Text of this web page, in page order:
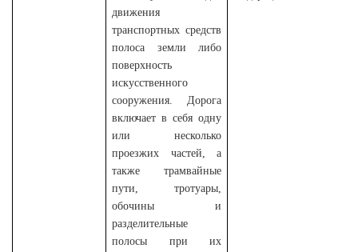
движения
транспортных средств
полоса земли либо
поверхность
искусственного
сооружения. Дорога
включает в себя одну
или несколько
проезжих частей, а
также трамвайные
пути, тротуары,
обочины и
разделительные
полосы при их